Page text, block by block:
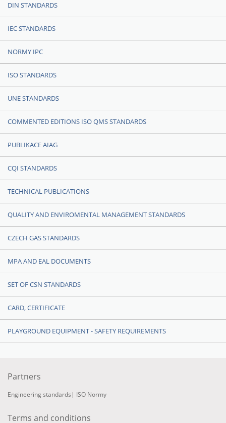
DIN STANDARDS
IEC STANDARDS
NORMY IPC
ISO STANDARDS
UNE STANDARDS
COMMENTED EDITIONS ISO QMS STANDARDS
PUBLIKACE AIAG
CQI STANDARDS
TECHNICAL PUBLICATIONS
QUALITY AND ENVIROMENTAL MANAGEMENT STANDARDS
CZECH GAS STANDARDS
MPA AND EAL DOCUMENTS
SET OF CSN STANDARDS
CARD, CERTIFICATE
PLAYGROUND EQUIPMENT - SAFETY REQUIREMENTS
Partners
Engineering standards | ISO Normy
Terms and conditions